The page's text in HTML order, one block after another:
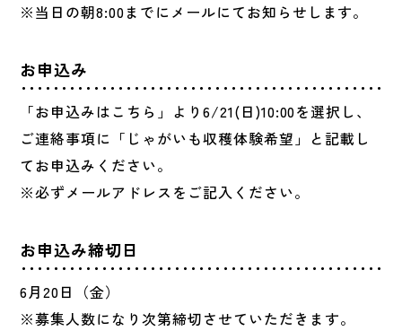
※当日の朝8:00までにメールにてお知らせします。
お申込み
「お申込みはこちら」より6/21(日)10:00を選択し、
ご連絡事項に「じゃがいも収穫体験希望」と記載し
てお申込みください。
※必ずメールアドレスをご記入ください。
お申込み締切日
6月20日（金）
※募集人数になり次第締切させていただきます。